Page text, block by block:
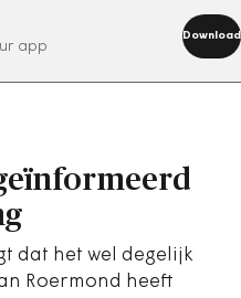
app
Download
dat het wel degelijk
Roermond heeft